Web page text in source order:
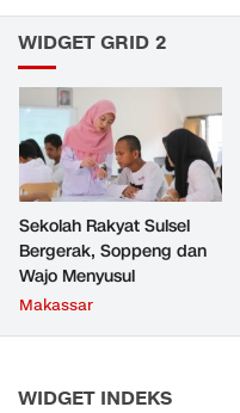
WIDGET GRID 2
Sekolah Rakyat Sulsel
Bergerak, Soppeng dan
Wajo Menyusul
Makassar
WIDGET INDEKS